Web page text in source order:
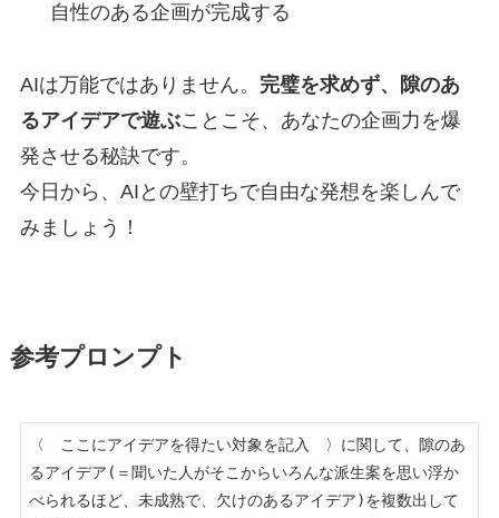
自性のある企画が完成する
AIは万能ではありません。 完璧を求めず、隙のあ
るアイデアで遊ぶことこそ、あなたの企画力を爆
発させる秘訣です。
今日から、AIとの壁打ちで自由な発想を楽しんで
みましょう！
参考プロンプト
〈　ここにアイデアを得たい対象を記入　〉に関して、隙のあ
るアイデア(＝聞いた人がそこからいろんな派生案を思い浮か
べられるほど、未成熟で、欠けのあるアイデア)を複数出して